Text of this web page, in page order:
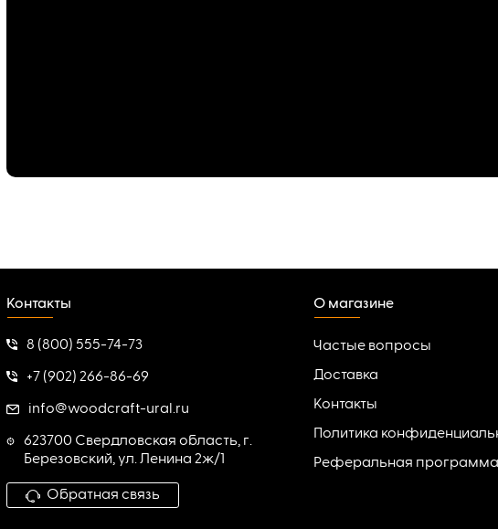
Контакты
8 (800) 555-74-73
+7 (902) 266-86-69
info@woodcraft-ural.ru
623700 Свердловская область, г.
Березовский, ул. Ленина 2ж/1
Обратная связь
О магазине
Частые вопросы
Доставка
Контакты
Политика
Реферальная программа